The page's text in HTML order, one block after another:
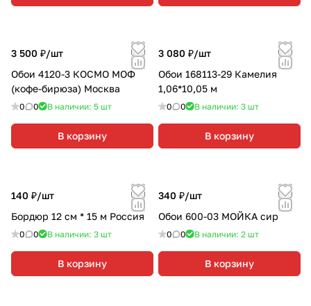
3 500 ₽/шт
Обои 4120-3 КОСМО МОФ
(кофе-бирюза) Москва
0 0 В наличии: 5 шт
В корзину
3 080 ₽/шт
Обои 168113-29 Камелия
1,06*10,05 м
0 0 В наличии: 3 шт
В корзину
140 ₽/шт
Бордюр 12 см * 15 м Россия
0 0 В наличии: 3 шт
В корзину
340 ₽/шт
Обои 600-03 МОЙКА сир
0 0 В наличии: 2 шт
В корзину